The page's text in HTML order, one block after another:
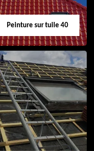
Peinture sur tuile 40
Peinture sur tuile
40